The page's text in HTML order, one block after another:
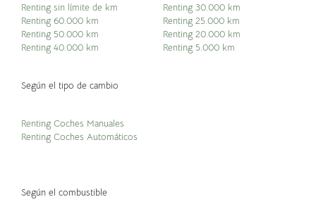
Renting sin límite de km
Renting 60.000 km
Renting 50.000 km
Renting 40.000 km
Renting 30.000 km
Renting 25.000 km
Renting 20.000 km
Renting 5.000 km
Según el tipo de cambio
Renting Coches Manuales
Renting Coches Automáticos
Según el combustible